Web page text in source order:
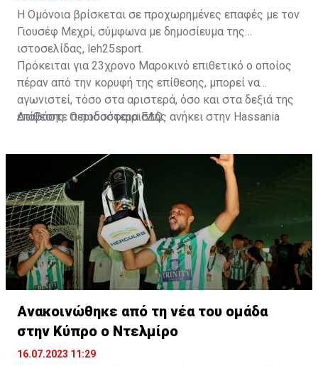
Η Ομόνοια βρίσκεται σε προχωρημένες επαφές με τον
Γιουσέφ Μεχρί, σύμφωνα με δημοσίευμα της
ιστοσελίδας, leh25sport.
Πρόκειται για 23χρονο Μαροκινό επιθετικό ο οποίος
πέραν από την κορυφή της επίθεσης, μπορεί να
αγωνιστεί, τόσο στα αριστερά, όσο και στα δεξιά της
επίθεσης. Ο ποδοσφαιριστής ανήκει στην Hassania
2026.
Διαβάστε περισσότεραΕΔΩ.
Ανακοινώθηκε από τη νέα του ομάδα
στην Κύπρο ο Ντελμίρο
16.07.2023 11:29